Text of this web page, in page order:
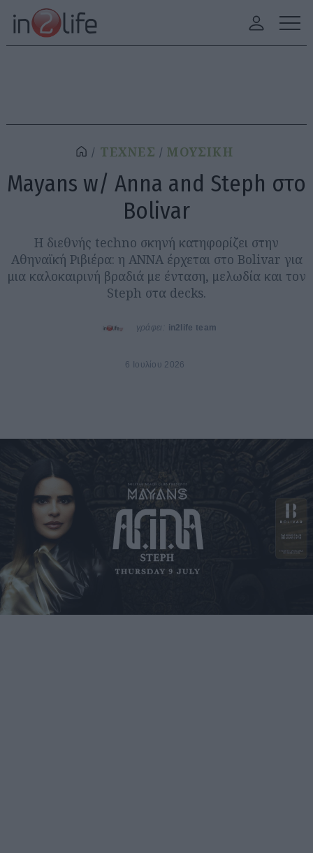
ΤΕΧΝΕΣ ΜΟΥΣΙΚΗ
Mayans w/ Anna and Steph στο
Bolivar
Η διεθνής techno σκηνή κατηφορίζει στην
Αθηναϊκή Ριβιέρα: η ANNA έρχεται στο Bolivar για
μια καλοκαιρινή βραδιά με ένταση, μελωδία και τον
Steph στα decks.
γράφει: in2life team
6 Ιουλίου 2026